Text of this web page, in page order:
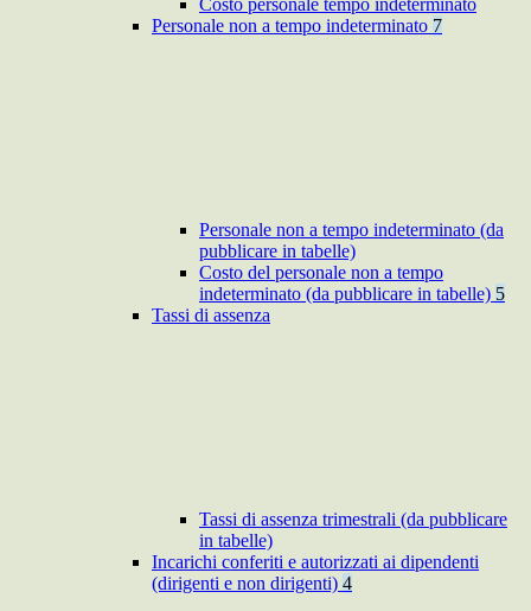
Costo personale tempo indeterminato
Personale non a tempo indeterminato 7
Personale non a tempo indeterminato (da
pubblicare in tabelle)
Costo del personale non a tempo
indeterminato (da pubblicare in tabelle) 5
Tassi di assenza
Tassi di assenza trimestrali (da pubblicare
in tabelle)
Incarichi conferiti e autorizzati ai dipendenti
(dirigenti e non dirigenti) 4